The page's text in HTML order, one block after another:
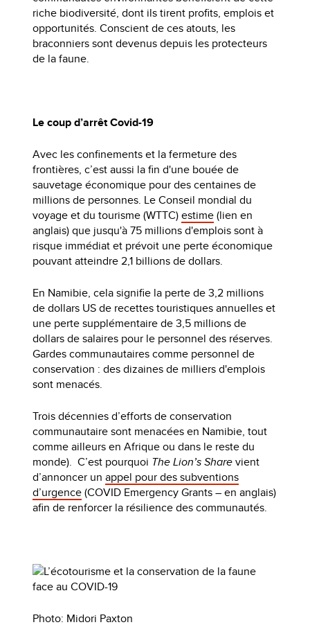
riche biodiversité, dont ils tirent profits, emplois et
opportunités. Conscient de ces atouts, les
braconniers sont devenus depuis les protecteurs
de la faune.
Le coup d’arrêt Covid-19
Avec les confinements et la fermeture des
frontières, c’est aussi la fin d'une bouée de
sauvetage économique pour des centaines de
millions de personnes. Le Conseil mondial du
voyage et du tourisme (WTTC)estime(lien en
anglais) que jusqu'à 75 millions d'emplois sont à
risque immédiat et prévoit une perte économique
pouvant atteindre 2,1 billions de dollars.
En Namibie, cela signifie la perte de 3,2 millions
de dollars US de recettes touristiques annuelles et
une perte supplémentaire de 3,5 millions de
dollars de salaires pour le personnel des réserves.
Gardes communautaires comme personnel de
conservation : des dizaines de milliers d'emplois
sont menacés.
Trois décennies d’efforts de conservation
communautaire sont menacées en Namibie, tout
comme ailleurs en Afrique ou dans le reste du
monde). C’est pourquoi The Lion’s Sharevient
d’annoncer unappel pour des subventions
d’urgence(COVID Emergency Grants – en anglais)
afin de renforcer la résilience des communautés.
Photo: Midori Paxton